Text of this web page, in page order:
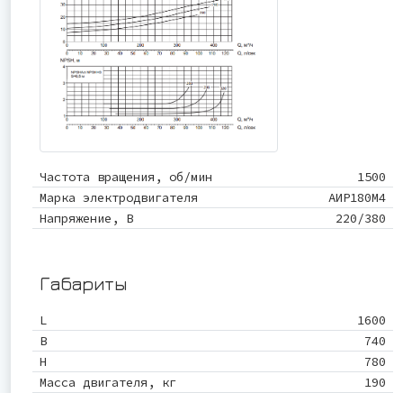
Частота вращения, об/мин
1500
Марка электродвигателя
АИР180М4
Напряжение, В
220/380
Габариты
L
1600
B
740
Н
780
Масса двигателя, кг
190